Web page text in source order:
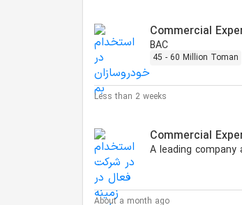
Commercial
BAC
45 - 60 Million Toman
Less than 2 weeks
Commercial
About a month ago